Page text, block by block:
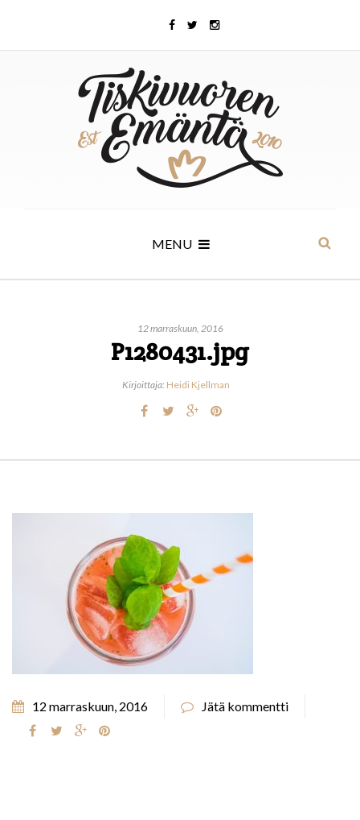
MENU
12 marraskuun, 2016
P1280431.jpg
Kirjoittaja: Heidi Kjellman
12 marraskuun, 2016 Jätä kommentti